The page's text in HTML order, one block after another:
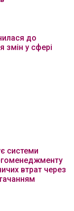
до
змін у сфері
системи
втрат через